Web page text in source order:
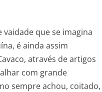
que se imagina
é ainda assim
através de artigos
com grande
sempre achou, coitado,